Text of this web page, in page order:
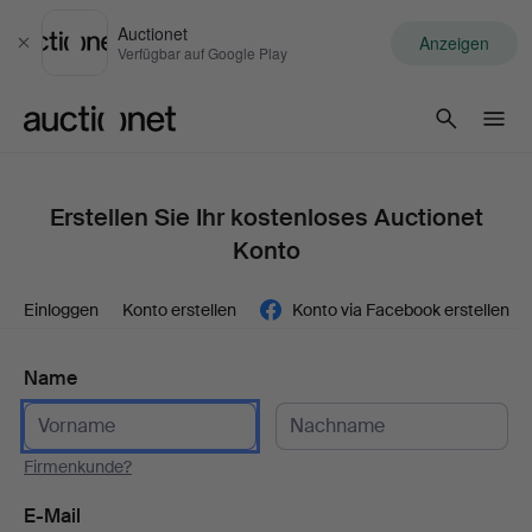
Schließen
Auctionet
Verfügbar auf Google Play Anzeigen
Erstellen Sie Ihr kostenloses Auctionet
Konto
Einloggen Konto erstellen Konto via Facebook erstellen
Name
Firmenkunde?
E-Mail